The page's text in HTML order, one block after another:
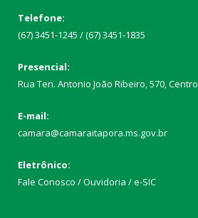
Telefone:
(67) 3451-1245 / (67) 3451-1835
Presencial:
Rua Ten. Antonio João Ribeiro, 570, Centro
E-mail:
camara@camaraitapora.ms.gov.br
Eletrônico:
Fale Conosco / Ouvidoria / e-SIC